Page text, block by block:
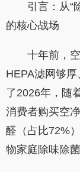
引言：从“
的核心战场
十年前，
HEPA滤网够
了2026年，随
消费者购买空
醛（占比72%
物家庭除味除